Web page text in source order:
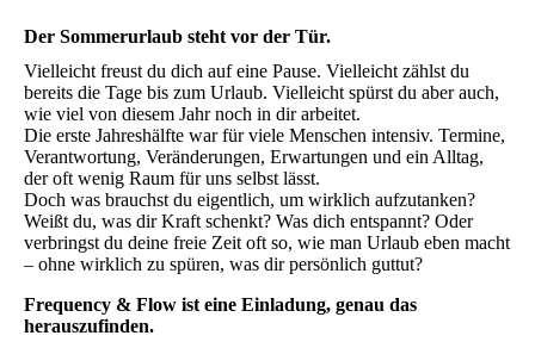
Der Sommerurlaub steht vor der Tür.
Vielleicht freust du dich auf eine Pause. Vielleicht zählst du
bereits die Tage bis zum Urlaub. Vielleicht spürst du aber auch,
wie viel von diesem Jahr noch in dir arbeitet.
Die erste Jahreshälfte war für viele Menschen intensiv. Termine,
Verantwortung, Veränderungen, Erwartungen und ein Alltag,
der oft wenig Raum für uns selbst lässt.
Doch was brauchst du eigentlich, um wirklich aufzutanken?
Weißt du, was dir Kraft schenkt? Was dich entspannt? Oder
verbringst du deine freie Zeit oft so, wie man Urlaub eben macht
– ohne wirklich zu spüren, was dir persönlich guttut?
Frequency & Flow ist eine Einladung, genau das
herauszufinden.